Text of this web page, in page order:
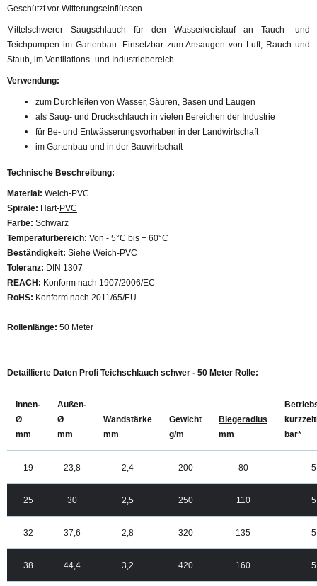
Geschützt vor Witterungseinflüssen.
Mittelschwerer Saugschlauch für den Wasserkreislauf an Tauch- und
Teichpumpen im Gartenbau. Einsetzbar zum Ansaugen von Luft, Rauch und
Staub, im Ventilations- und Industriebereich.
Verwendung:
zum Durchleiten von Wasser, Säuren, Basen und Laugen
als Saug- und Druckschlauch in vielen Bereichen der Industrie
für Be- und Entwässerungsvorhaben in der Landwirtschaft
im Gartenbau und in der Bauwirtschaft
Technische Beschreibung:
Material: Weich-PVC
Spirale: Hart-PVC
Farbe: Schwarz
Temperaturbereich: Von - 5°C bis + 60°C
Beständigkeit: Siehe Weich-PVC
Toleranz: DIN 1307
REACH: Konform nach 1907/2006/EC
RoHS: Konform nach 2011/65/EU
Rollenlänge: 50 Meter
Detaillierte Daten Profi Teichschlauch schwer - 50 Meter Rolle:
Innen-
Ø
mm
Außen-
Ø
mm
Wandstärke
mm
Gewicht
g/m
Biegeradius
mm
bar*
19 23,8 2,4 200 80 5
25 30 2,5 250 110 5
32 37,6 2,8 320 135 5
38 44,4 3,2 420 160 5